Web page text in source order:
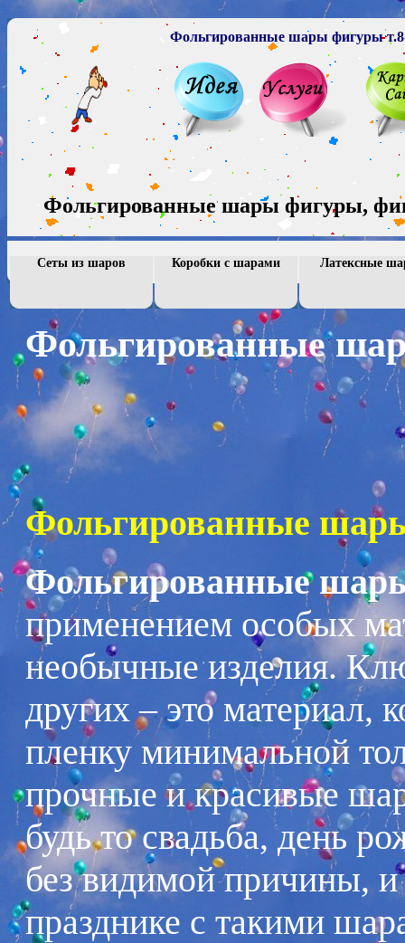
Фольгированные шары фигуры
Фольгированные шары фигуры,
Сеты из шаров Коробки с шарами Латексные
Фольгированные
Фольгированные
Фольгированные
применением особых
необычные изделия.
других – это материал,
пленку минимальной
прочные и красивые
будь то свадьба, день
без видимой причины, и
празднике с такими